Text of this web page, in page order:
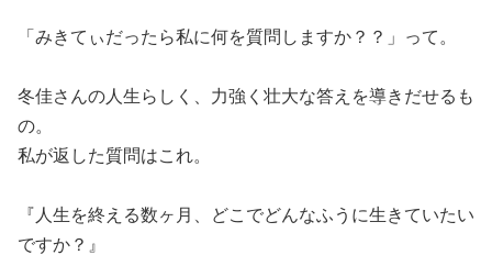
「みきてぃだったら私に何を質問しますか？？」って。
冬佳さんの人生らしく、力強く壮大な答えを導きだせるも
の。
私が返した質問はこれ。
『人生を終える数ヶ月、どこでどんなふうに生きていたい
ですか？』